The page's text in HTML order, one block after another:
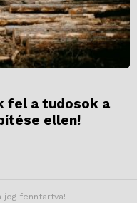
fel a tudosok a
ellen!
jog fenntartva!